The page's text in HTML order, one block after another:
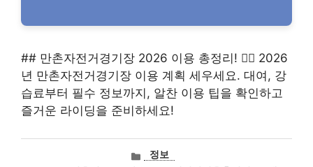
## 만촌자전거경기장 2026 이용 총정리! 🚴‍♀️ 2026
년 만촌자전거경기장 이용 계획 세우세요. 대여, 강
습료부터 필수 정보까지, 알찬 이용 팁을 확인하고
즐거운 라이딩을 준비하세요!
카정보